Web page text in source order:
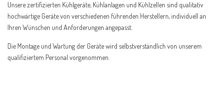
Unsere zertifizierten Kühlgeräte, Kühlanlagen und Kühlzellen sind qualitativ
hochwärtige Geräte von verschiedenen führenden Herstellern, individuell an
Ihren Wünschen und Anforderungen angepasst.
Die Montage und Wartung der Geräte wird selbstverständlich von unserem
qualifiziertem Personal vorgenommen.